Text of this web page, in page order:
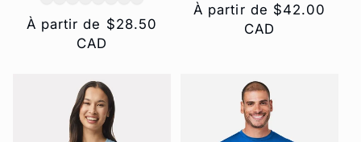
PrixÀ partir de $28.50
CAD
Prix
À partir de $42.00
CAD